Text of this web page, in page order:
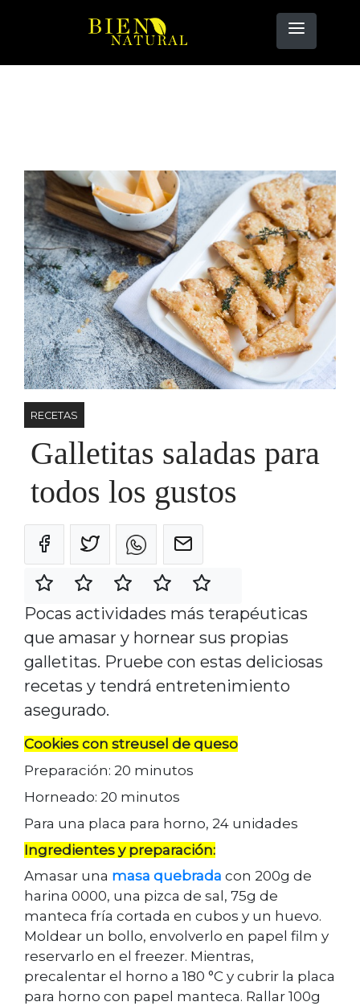
RECETAS
Galletitas saladas para
todos los gustos
Pocas actividades más terapéuticas
que amasar y hornear sus propias
galletitas. Pruebe con estas deliciosas
recetas y tendrá entretenimiento
asegurado.
Cookies con streusel de queso
Preparación: 20 minutos
Horneado: 20 minutos
Para una placa para horno, 24 unidades
Ingredientes y preparación:
Amasar una masa quebrada con 200g de
harina 0000, una pizca de sal, 75g de
manteca fría cortada en cubos y un huevo.
Moldear un bollo, envolverlo en papel film y
reservarlo en el freezer. Mientras,
precalentar el horno a 180 °C y cubrir la placa
para horno con papel manteca. Rallar 100g